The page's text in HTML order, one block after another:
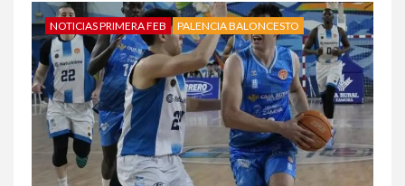
NOTICIAS PRIMERA FEB PALENCIA BALONCESTO